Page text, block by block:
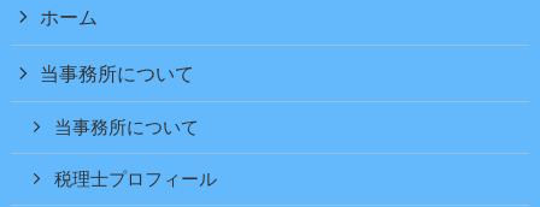
ホーム
当事務所について
当事務所について
税理士プロフィール